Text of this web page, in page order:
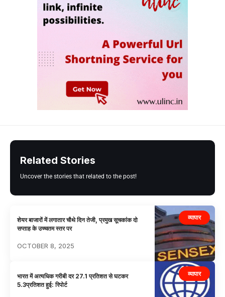
Related Stories
Uncover the stories that related to the post!
व्यापार
शेयर बाजारों में लगातार चौथे दिन तेजी, प्रमुख सूचकांक दो
सप्ताह के उच्चतम स्तर पर
OCTOBER 8, 2025
व्यापार
भारत में अत्यधिक गरीबी दर 27.1 प्रतिशत से घटकर
5.3प्रतिशत हुई: रिपोर्ट